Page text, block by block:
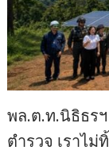
พล.ต.ท.นิธิธร
ตำรวจ เราไม่